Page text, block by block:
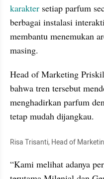
karakter setiap parfum
berbagai instalasi
membantu menemukan
masing.
Head of Marketing
bahwa tren tersebut
menghadirkan parfum
tetap mudah dijangkau.
Risa Trisanti, Head of
“Kami melihat adanya